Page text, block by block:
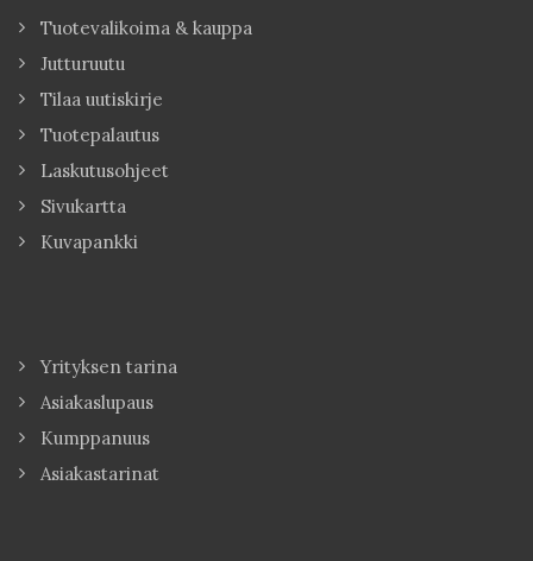
Tuotevalikoima & kauppa
Jutturuutu
Tilaa uutiskirje
Tuotepalautus
Laskutusohjeet
Sivukartta
Kuvapankki
Yrityksen tarina
Asiakaslupaus
Kumppanuus
Asiakastarinat